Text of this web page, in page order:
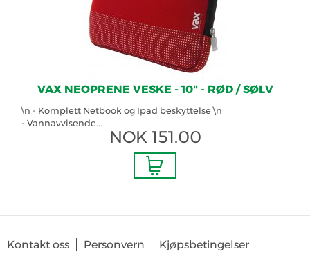
VAX NEOPRENE VESKE - 10" - RØD / SØLV
\n - Komplett Netbook og Ipad beskyttelse \n
- Vannavvisende...
NOK 151.00
Kontakt oss Personvern Kjøpsbetingelser